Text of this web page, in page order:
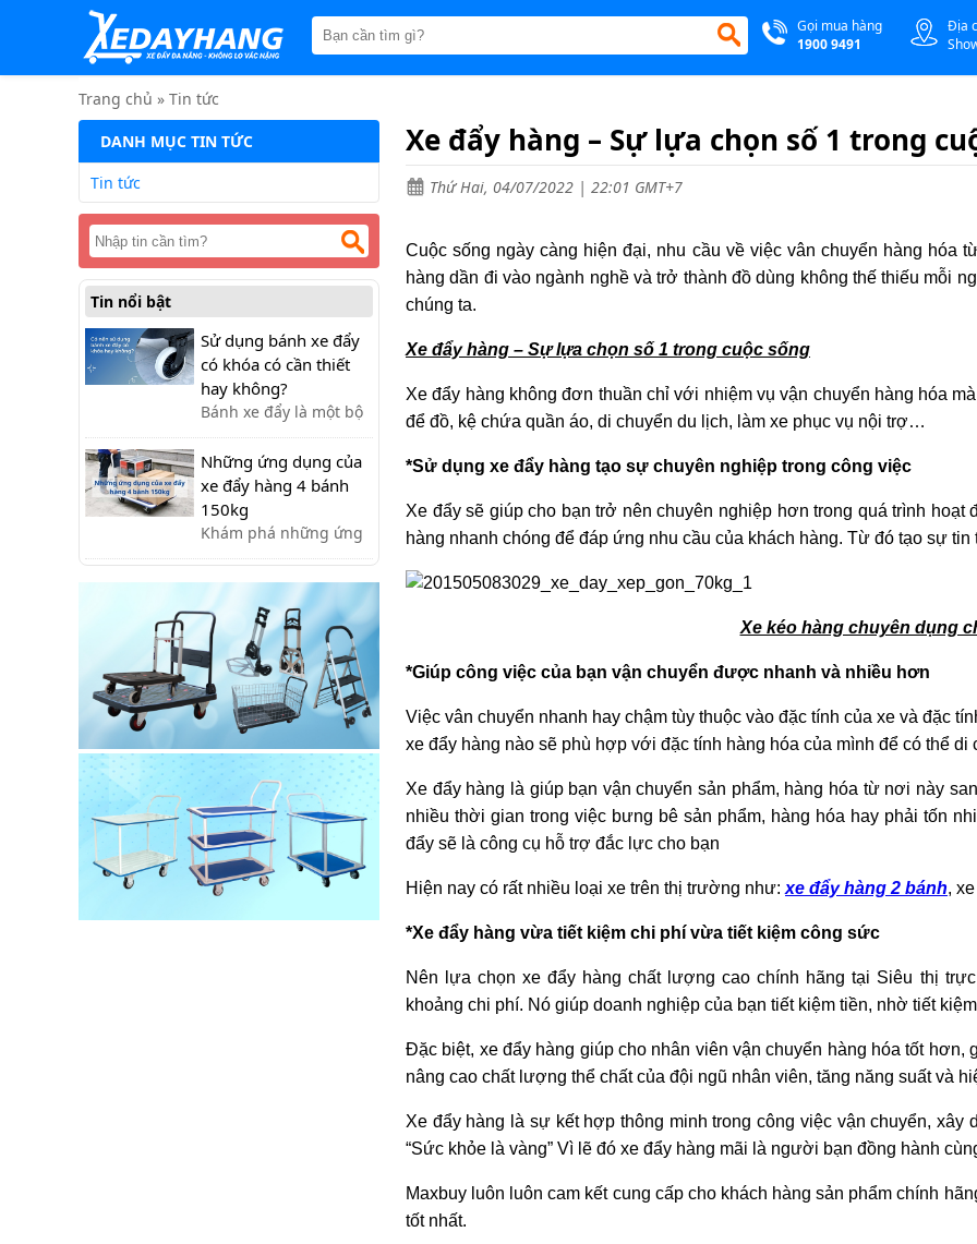
Gọi mua hàng
1900 9491
Địa
Xe
Trang chủ » Tin tức
Xe đẩy hàng – Sự lựa chọn số 1 trong
Thứ Hai, 04/07/2022 | 22:01 GMT+7
Cuộc sống ngày càng hiện đại, nhu cầu về việc vân chuyển hàng hóa
hàng dần đi vào ngành nghề và trở thành đồ dùng không thế thiếu mỗi
chúng ta.
Xe đẩy hàng – Sự lựa chọn số 1 trong cuộc sống
Xe đẩy hàng không đơn thuần chỉ với nhiệm vụ vận chuyển hàng hóa
để đồ, kệ chứa quần áo, di chuyển du lịch, làm xe phục vụ nội trợ…
*Sử dụng xe đẩy hàng tạo sự chuyên nghiệp trong công việc
Xe đẩy sẽ giúp cho bạn trở nên chuyên nghiệp hơn trong quá trình
hàng nhanh chóng để đáp ứng nhu cầu của khách hàng. Từ đó tạo sự
Xe kéo hàng chuyên dụng
*Giúp công việc của bạn vận chuyển được nhanh và nhiều hơn
Việc vân chuyển nhanh hay chậm tùy thuộc vào đặc tính của xe và đặc
xe đẩy hàng nào sẽ phù hợp với đặc tính hàng hóa của mình để có thể di
Xe đẩy hàng là giúp bạn vận chuyển sản phẩm, hàng hóa từ nơi này
nhiều thời gian trong việc bưng bê sản phẩm, hàng hóa hay phải tốn
đẩy sẽ là công cụ hỗ trợ đắc lực cho bạn
Hiện nay có rất nhiều loại xe trên thị trường như: xe đẩy hàng 2 bánh,
*Xe đẩy hàng vừa tiết kiệm chi phí vừa tiết kiệm công sức
Nên lựa chọn xe đẩy hàng chất lượng cao chính hãng tại Siêu thị
khoảng chi phí. Nó giúp doanh nghiệp của bạn tiết kiệm tiền, nhờ tiết
Đặc biệt, xe đẩy hàng giúp cho nhân viên vận chuyển hàng hóa tốt hơn,
nâng cao chất lượng thể chất của đội ngũ nhân viên, tăng năng suất và
Xe đẩy hàng là sự kết hợp thông minh trong công việc vận chuyển,
“Sức khỏe là vàng” Vì lẽ đó xe đẩy hàng mãi là người bạn đồng hành
Maxbuy luôn luôn cam kết cung cấp cho khách hàng sản phẩm chính
tốt nhất.
DANH MỤC TIN TỨC
Tin tức
Tin nổi bật
Sử dụng bánh xe đẩy
có khóa có cần thiết
hay không?
Bánh xe đẩy là một bộ
phận quan trọng và
cần chú ý khi lựa chọn.
Trong một số trường
hợp, bạn sẽ cần sử
dụng bánh xe có khóa
để quá trình sử dụng
thêm an toàn.
Những ứng dụng của
xe đẩy hàng 4 bánh
150kg
Khám phá những ứng
dụng đa dạng của xe
đẩy hàng 4 bánh 150kg
trong các lĩnh vực như
kho bãi, bán lẻ, xây
dựng, gia đình,...giúp
tiết kiệm sức lao động!